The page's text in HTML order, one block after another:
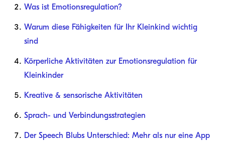
Was ist Emotionsregulation?
Warum diese Fähigkeiten für Ihr Kleinkind wichtig
sind
Körperliche Aktivitäten zur Emotionsregulation für
Kleinkinder
Kreative & sensorische Aktivitäten
Sprach- und Verbindungsstrategien
Der Speech Blubs Unterschied: Mehr als nur eine App